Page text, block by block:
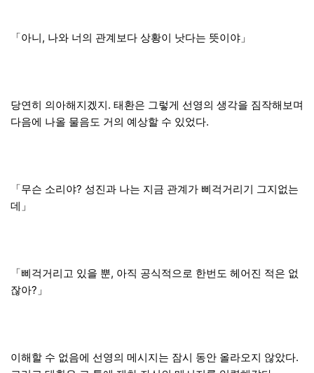
「아니, 나와 너의 관계보다 상황이 낫다는 뜻이야」
당연히 의아해지겠지. 태환은 그렇게 선영의 생각을 짐작해보며
다음에 나올 물음도 거의 예상할 수 있었다.
「무슨 소리야? 성진과 나는 지금 관계가 삐걱거리기 그지없는
데」
「삐걱거리고 있을 뿐, 아직 공식적으로 한번도 헤어진 적은 없
잖아?」
이해할 수 없음에 선영의 메시지는 잠시 동안 올라오지 않았다.